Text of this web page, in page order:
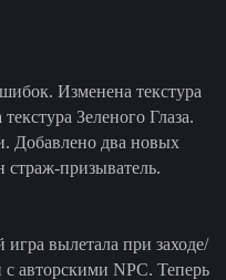
Изменена текстура
Зеленого Глаза.
Добавлено два новых
страж-призыватель.
вылетала при заходе/
авторскими NPC. Теперь